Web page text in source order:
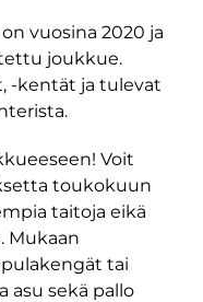
vuosina 2020 ja
joukkue.
-kentät ja tulevat
Voit
toukokuun
taitoja eikä
Mukaan
tai
asu sekä pallo